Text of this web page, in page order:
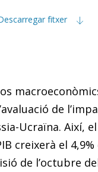
fitxer
de
Ucraïna. Així,
creixerà el
de l’octubre